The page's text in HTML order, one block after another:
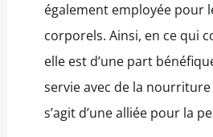
également employée pour
corporels. Ainsi, en ce qui
elle est d’une part
servie avec de la
s’agit d’une alliée pour la